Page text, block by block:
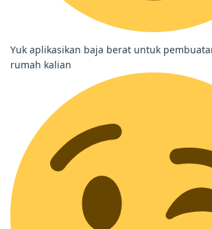
Yuk aplikasikan baja berat untuk
rumah kalian